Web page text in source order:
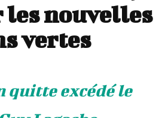
les nouvelles
vertes
quitte excédé le